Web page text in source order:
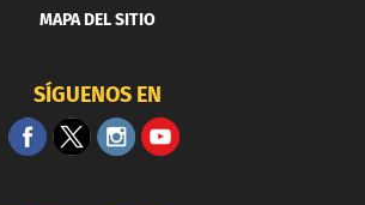
MAPA DEL SITIO
SÍGUENOS EN